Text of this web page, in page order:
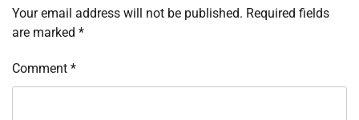
Your email address will not be published. Required fields
are marked *
Comment *